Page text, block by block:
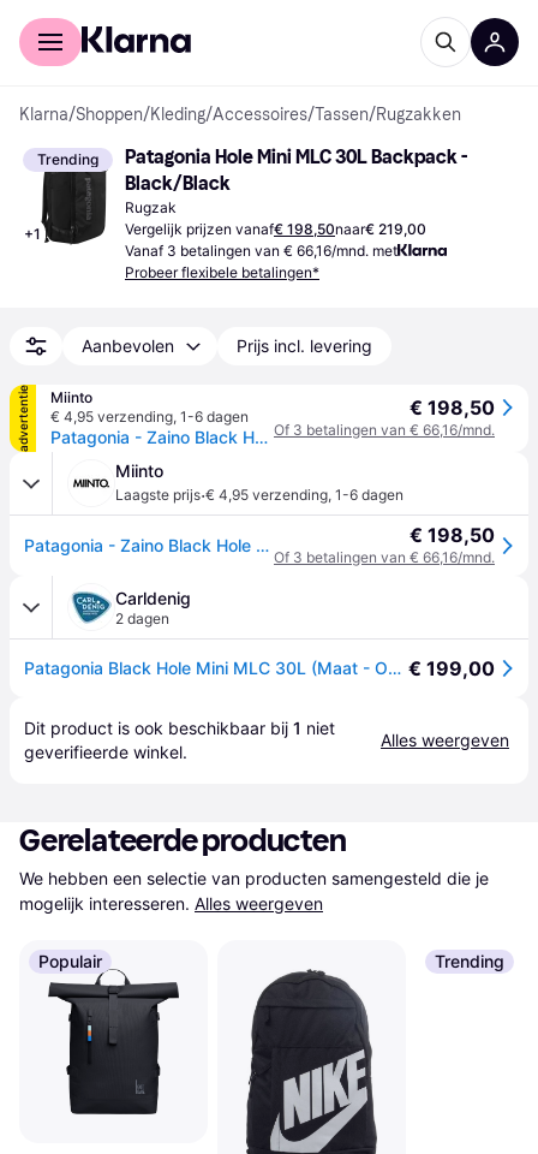
Voor shoppers
Klarna/Shoppen/Kleding/Accessoires/Tassen/Rugzakken
Trending
+1
Patagonia Hole Mini MLC 30L Backpack -
Black/Black
Rugzak
Vergelijk prijzen vanaf€ 198,50naar€ 219,00
Vanaf 3 betalingen van € 66,16/mnd. met
Probeer flexibele betalingen*
Aanbevolen Prijs incl. levering
advertentie
Miinto
€ 4,95 verzending, 1-6 dagen
Patagonia - Zaino Black Hole Mini MLC - Heren - Sport - Zwart - Maat: ONE Size
€ 198,50
Of 3 betalingen van € 66,16/mnd.
Miinto
Laagste prijs·€ 4,95 verzending, 1-6 dagen
Patagonia - Zaino Black Hole Mini MLC - Heren - Sport - Zwart - Maat: ONE Size € 198,50
Of 3 betalingen van € 66,16/mnd.
Carldenig
2 dagen
Patagonia Black Hole Mini MLC 30L (Maat - OS, Kleur - Black w/Black) € 199,00
Dit product is ook beschikbaar bij 1 niet
geverifieerde winkel.
Alles weergeven
Gerelateerde producten
We hebben een selectie van producten samengesteld die je
mogelijk interesseren. Alles weergeven
Populair Trending